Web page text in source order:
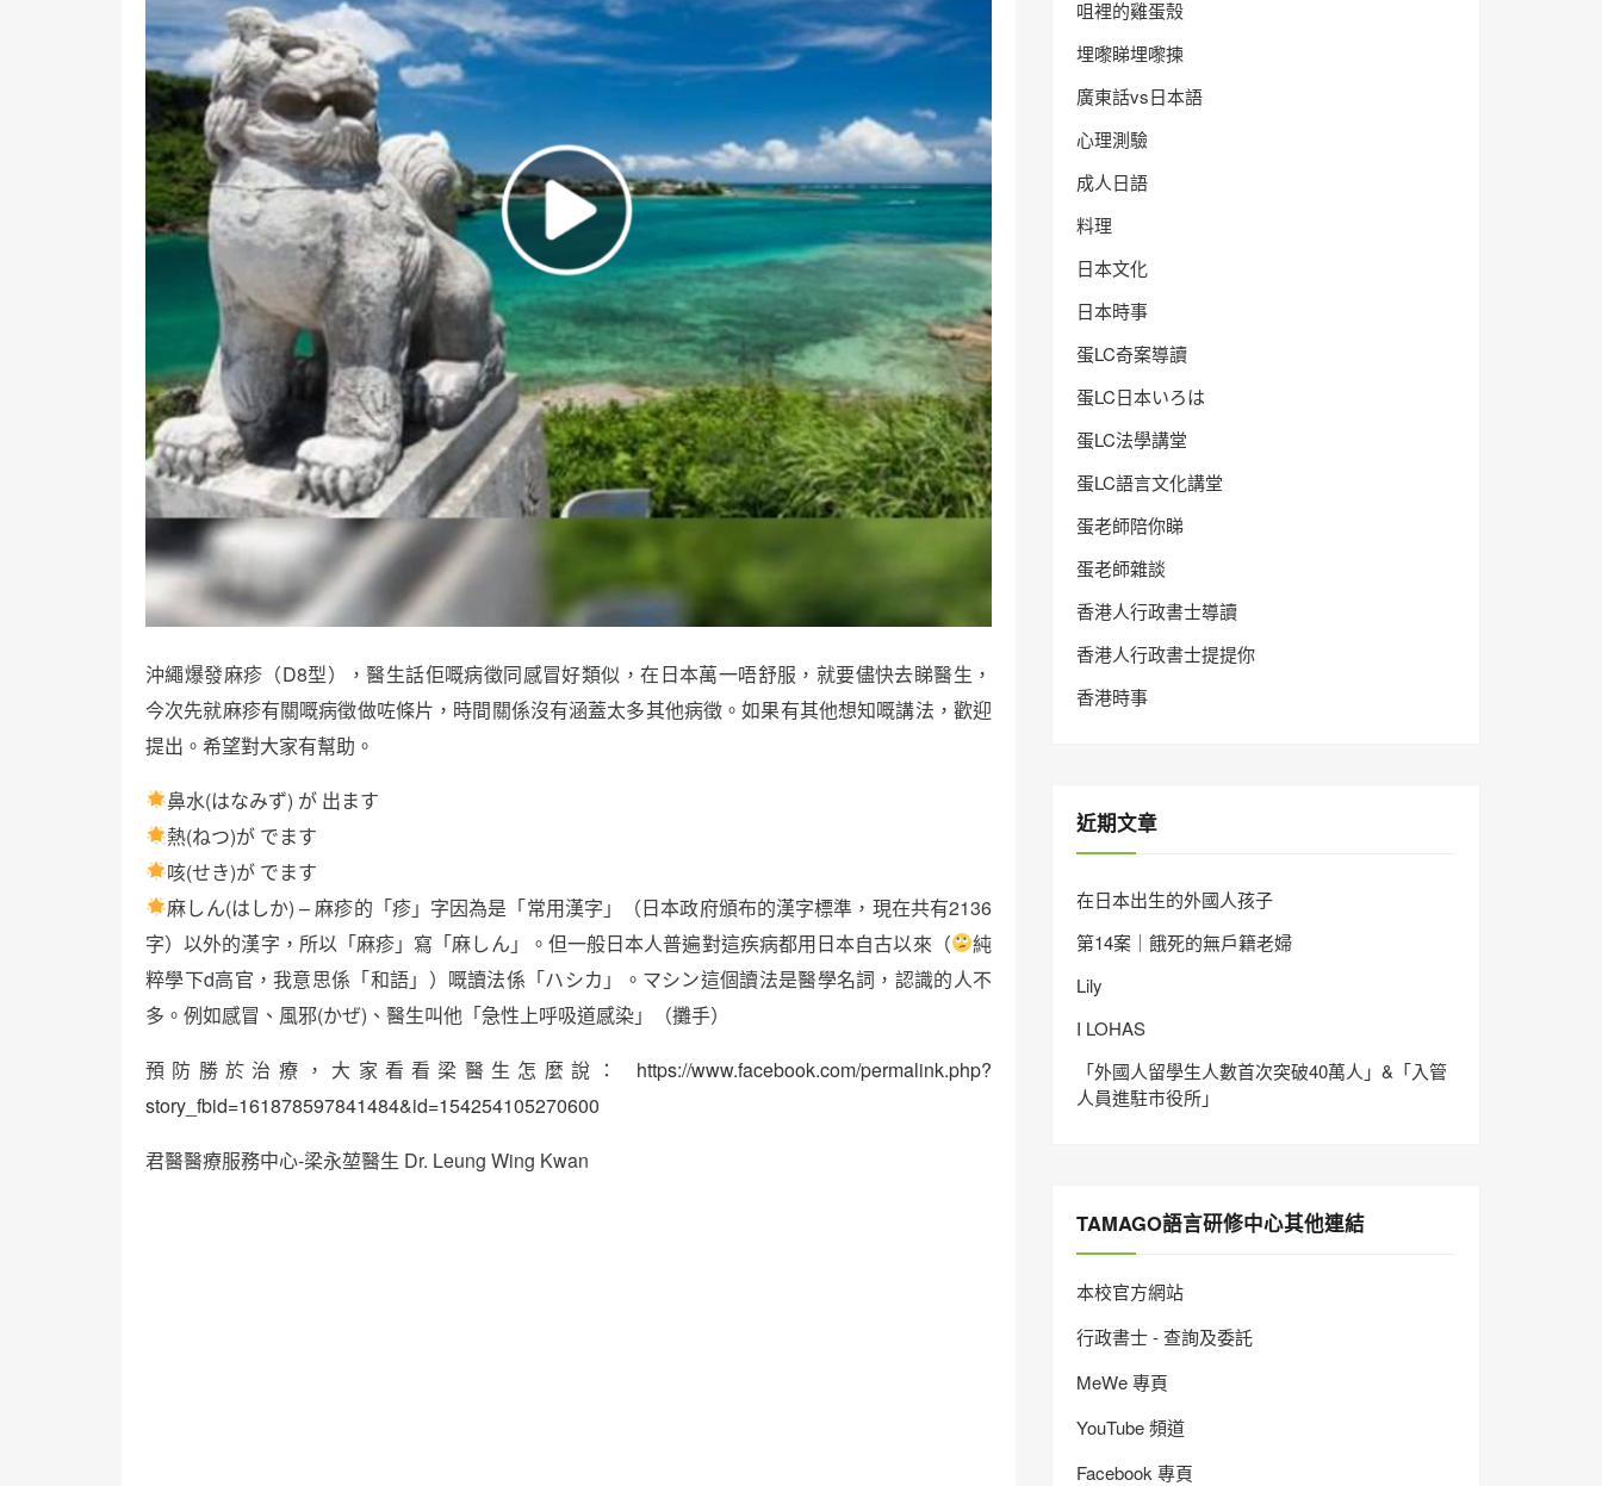
沖繩爆發麻疹（D8型），醫生話佢嘅病徵同感冒好類似，在日本萬一唔舒服，就要儘快去睇醫生，
今次先就麻疹有關嘅病徵做咗條片，時間關係沒有涵蓋太多其他病徵。如果有其他想知嘅講法，歡迎
提出。希望對大家有幫助。
鼻水(はなみず) が 出ます
熱(ねつ)が でます
咳(せき)が でます
麻しん(はしか) – 麻疹的「疹」字因為是「常用漢字」（日本政府頒布的漢字標準，現在共有2136
字）以外的漢字，所以「麻疹」寫「麻しん」。但一般日本人普遍對這疾病都用日本自古以來（
純
粹學下d高官，我意思係「和語」）嘅讀法係「ハシカ」。マシン這個讀法是醫學名詞，認識的人不
多。例如感冒、風邪(かぜ)、醫生叫他「急性上呼吸道感染」（攤手）
預防勝於治療，大家看看梁醫生怎麼說： https://www.facebook.com/permalink.php?
story_fbid=161878597841484&id=154254105270600
君醫醫療服務中心-梁永堃醫生 Dr. Leung Wing Kwan
咀裡的雞蛋殼
埋嚟睇埋嚟揀
廣東話vs日本語
心理測驗
成人日語
料理
日本文化
日本時事
蛋LC奇案導讀
蛋LC日本いろは
蛋LC法學講堂
蛋LC語言文化講堂
蛋老師陪你睇
蛋老師雜談
香港人行政書士導讀
香港人行政書士提提你
香港時事
近期文章
在日本出生的外國人孩子
第14案｜餓死的無戶籍老婦
Lily
I LOHAS
「外國人留學生人數首次突破40萬人」&「入管
人員進駐市役所」
TAMAGO語言研修中心其他連結
本校官方網站
行政書士 - 查詢及委託
MeWe 專頁
YouTube 頻道
Facebook 專頁